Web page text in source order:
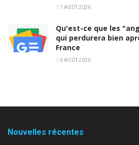
7 AOÛT 2026
Qu'est-ce que les
qui perdurera bien
France
6 AOÛT 2026
Nouvelles récentes